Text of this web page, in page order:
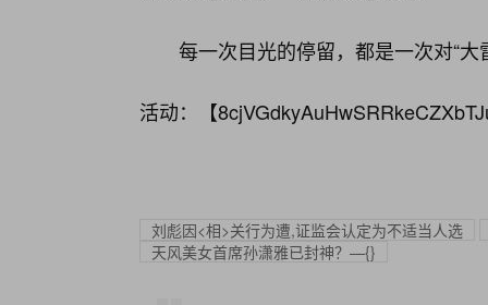
每一次目光的停留，都是一次对“
活动：【
刘彪因<相>关行为遭,证监会认定为不适当人选
天风美女首席孙潇雅已封神？—{}